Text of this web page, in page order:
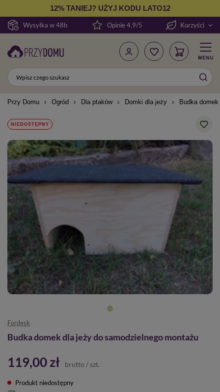
Wysyłka w 48h
12% TANIEJ? UŻYJ KODU LATO12
Opinie 4.9/5 Korzyści
Przy Domu Ogród Dla ptaków Domki dla jeży Budka
NIEDOSTĘPNY
Fordesk
Budka domek dla jeży do samodzielnego montażu
119,00 zł brutto / szt.
Produkt niedostępny